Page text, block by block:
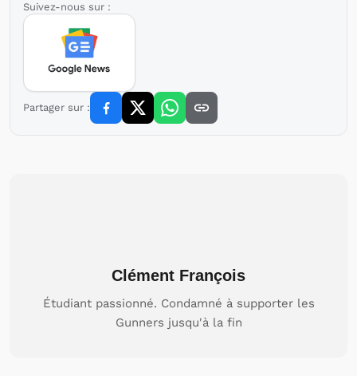
Suivez-nous sur :
Partager sur :
Clément François
Étudiant passionné. Condamné à supporter les
Gunners jusqu'à la fin